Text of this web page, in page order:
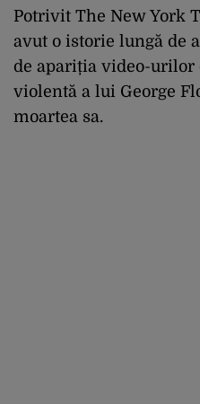
Potrivit The New York
avut o istorie lungă de
de apariția video-urilor
violentă a lui George
moartea sa.